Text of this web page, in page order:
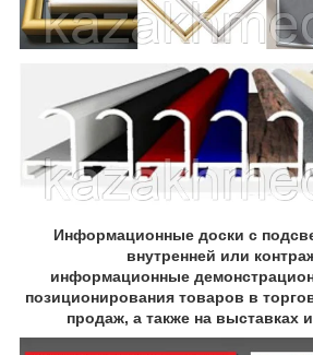
Информационные доски с
внутренней или
информационные
позиционирования товаров в
продаж, а также на выставках